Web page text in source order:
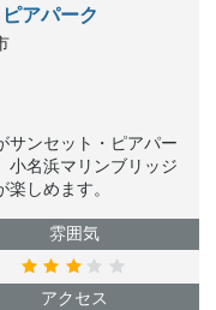
アパーク
サンセット・ピアパー
小名浜マリンブリッジ
しめます。
雰囲気
アクセス